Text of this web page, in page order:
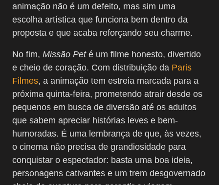
animação não é um defeito, mas sim uma
escolha artística que funciona bem dentro da
proposta e que acaba reforçando seu charme.
No fim, Missão Peté um filme honesto, divertido
e cheio de coração. Com distribuição da Paris
Filmes, a animação tem estreia marcada para a
próxima quinta-feira, prometendo atrair desde os
pequenos em busca de diversão até os adultos
que sabem apreciar histórias leves e bem-
humoradas. É uma lembrança de que, às vezes,
o cinema não precisa de grandiosidade para
conquistar o espectador: basta uma boa ideia,
personagens cativantes e um trem desgovernado